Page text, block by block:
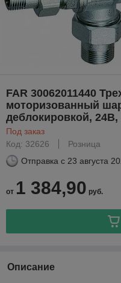
FAR 30062011440
моторизованный
деблокировкой, 24В,
Под заказ
Код: 32626
Розница
Отправка с 23 августа
от 1 384,90 руб.
Описание